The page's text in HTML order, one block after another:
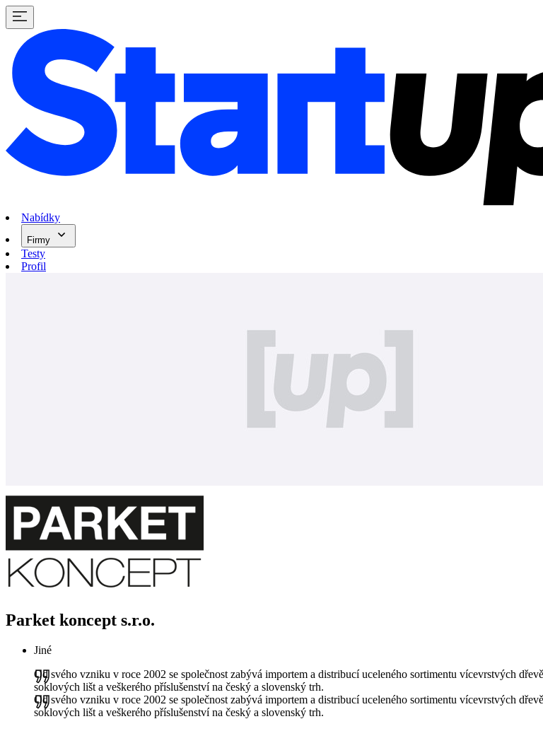
Nabídky
Firmy
Testy
Profil
Parket koncept s.r.o.
Jiné
Od svého vzniku v roce 2002 se společnost zabývá importem a distribucí uceleného sortimentu vícevrstvých
soklových lišt a veškerého příslušenství na český a slovenský trh.
Od svého vzniku v roce 2002 se společnost zabývá importem a distribucí uceleného sortimentu vícevrstvých
soklových lišt a veškerého příslušenství na český a slovenský trh.